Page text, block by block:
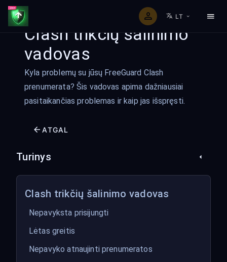
LT
Clash trikčių šalinimo
vadovas
Kyla problemų su jūsų FreeGuard Clash
prenumerata? Šis vadovas apima dažniausiai
pasitaikančias problemas ir kaip jas išspręsti.
ATGAL
Turinys
Clash trikčių šalinimo vadovas
Nepavyksta prisijungti
Lėtas greitis
Nepavyko atnaujinti prenumeratos